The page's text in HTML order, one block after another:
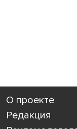
О проекте
Редакция